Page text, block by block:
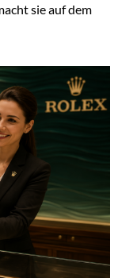
sie auf dem